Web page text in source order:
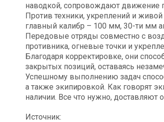
наводкой, сопровождают движение
Против техники, укреплений и
главный калибр – 100 мм, 30-ти мм
Передовые отряды совместно с
противника, огневые точки и
Благодаря корректировке, они
закрытых позиций, оставаясь
Успешному выполнению задач
а также экипировкой. Как говорят
наличии. Все что нужно, доставляют
Источник: